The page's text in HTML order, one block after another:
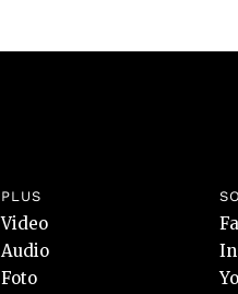
PLUS
Video
Audio
Foto